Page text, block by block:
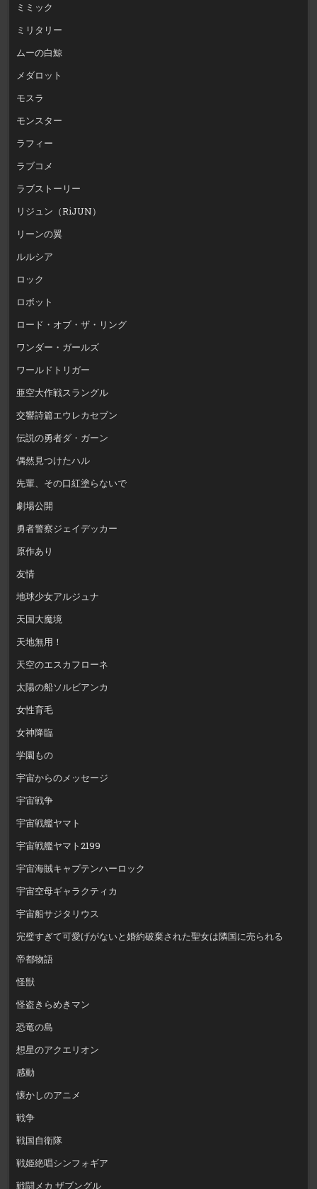
ミミック
ミリタリー
ムーの白鯨
メダロット
モスラ
モンスター
ラフィー
ラブコメ
ラブストーリー
リジュン（RiJUN）
リーンの翼
ルルシア
ロック
ロボット
ロード・オブ・ザ・リング
ワンダー・ガールズ
ワールドトリガー
亜空大作戦スラングル
交響詩篇エウレカセブン
伝説の勇者ダ・ガーン
偶然見つけたハル
先輩、その口紅塗らないで
劇場公開
勇者警察ジェイデッカー
原作あり
友情
地球少女アルジュナ
天国大魔境
天地無用！
天空のエスカフローネ
太陽の船ソルビアンカ
女性育毛
女神降臨
学園もの
宇宙からのメッセージ
宇宙戦争
宇宙戦艦ヤマト
宇宙戦艦ヤマト2199
宇宙海賊キャプテンハーロック
宇宙空母ギャラクティカ
宇宙船サジタリウス
完璧すぎて可愛げがないと婚約破棄された聖女は隣国に売られる
帝都物語
怪獣
怪盗きらめきマン
恐竜の島
想星のアクエリオン
感動
懐かしのアニメ
戦争
戦国自衛隊
戦姫絶唱シンフォギア
戦闘メカ ザブングル